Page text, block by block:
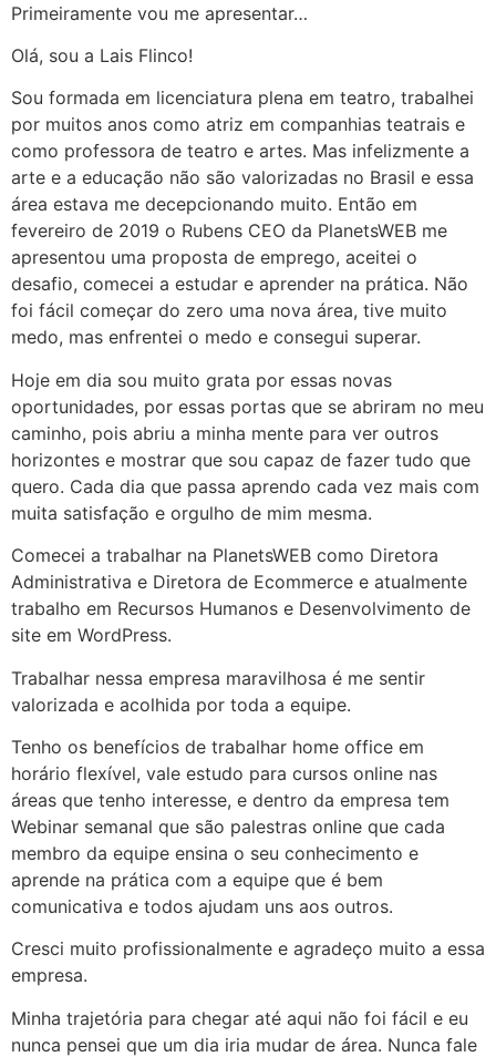
Primeiramente vou me apresentar…
Olá, sou a Lais Flinco!
Sou formada em licenciatura plena em teatro, trabalhei
por muitos anos como atriz em companhias teatrais e
como professora de teatro e artes. Mas infelizmente a
arte e a educação não são valorizadas no Brasil e essa
área estava me decepcionando muito. Então em
fevereiro de 2019 o Rubens CEO da PlanetsWEB me
apresentou uma proposta de emprego, aceitei o
desafio, comecei a estudar e aprender na prática. Não
foi fácil começar do zero uma nova área, tive muito
medo, mas enfrentei o medo e consegui superar.
Hoje em dia sou muito grata por essas novas
oportunidades, por essas portas que se abriram no meu
caminho, pois abriu a minha mente para ver outros
horizontes e mostrar que sou capaz de fazer tudo que
quero. Cada dia que passa aprendo cada vez mais com
muita satisfação e orgulho de mim mesma.
Comecei a trabalhar na PlanetsWEB como Diretora
Administrativa e Diretora de Ecommerce e atualmente
trabalho em Recursos Humanos e Desenvolvimento de
site em WordPress.
Trabalhar nessa empresa maravilhosa é me sentir
valorizada e acolhida por toda a equipe.
Tenho os benefícios de trabalhar home office em
horário flexível, vale estudo para cursos online nas
áreas que tenho interesse, e dentro da empresa tem
Webinar semanal que são palestras online que cada
membro da equipe ensina o seu conhecimento e
aprende na prática com a equipe que é bem
comunicativa e todos ajudam uns aos outros.
Cresci muito profissionalmente e agradeço muito a essa
empresa.
Minha trajetória para chegar até aqui não foi fácil e eu
nunca pensei que um dia iria mudar de área. Nunca fale